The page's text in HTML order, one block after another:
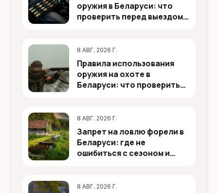
оружия в Беларуси: что
проверить перед выездом
8 АВГ. 2026 Г.
Правила использования
оружия на охоте в
Беларуси: что проверить
8 АВГ. 2026 Г.
Запрет на ловлю форели в
Беларуси: где не
ошибиться с сезоном и
8 АВГ. 2026 Г.